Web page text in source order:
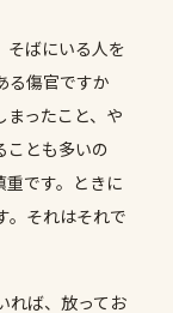
そばにいる人を
る傷官ですか
まったこと、や
ことも多いの
重です。ときに
。それはそれで
れば、放ってお